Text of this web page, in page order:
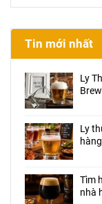
Tin mới nhất
Ly
Ly
Tìm
nhà